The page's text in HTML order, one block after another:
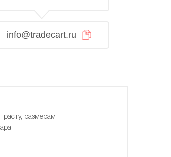
info@tradecart.ru
размерам